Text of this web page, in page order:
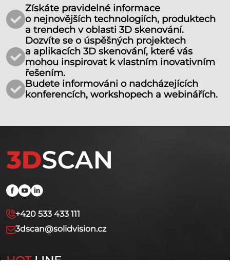
Získáte pravidelné informace
o nejnovějších technologiích, produktech
a trendech v oblasti 3D skenování.
Dozvíte se o úspěšných projektech
a aplikacích 3D skenování, které vás
mohou inspirovat k vlastním inovativním
řešením.
Budete informováni o nadcházejících
konferencích, workshopech a webinářích.
+420 533 433 111
3dscan@solidvision.cz
HOTLINE